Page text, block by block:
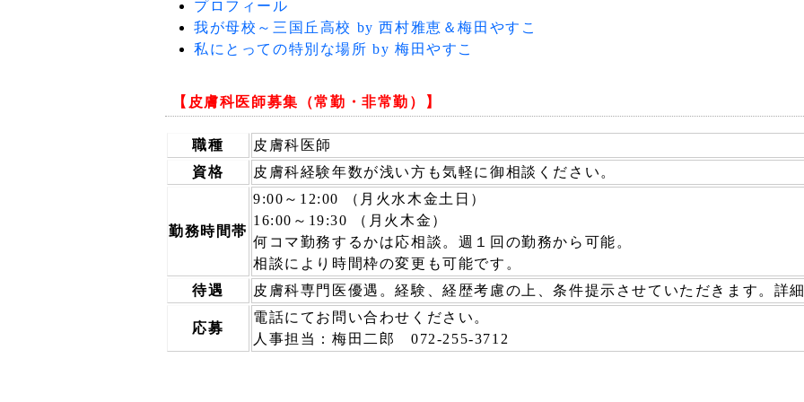
プロフィール
我が母校～三国丘高校 by 西村雅恵＆梅田やすこ
私にとっての特別な場所 by 梅田やすこ
【皮膚科医師募集（常勤・非常勤）】
職種
皮膚科医師
資格
皮膚科経験年数が浅い方も気軽に御相談ください。
勤務時間帯
9:00～12:00 （月火水木金土日）
16:00～19:30 （月火木金）
何コマ勤務するかは応相談。週１回の勤務から可能。
相談により時間枠の変更も可能です。
待遇
皮膚科専門医優遇。経験、経歴考慮の上、条件提示させていただきます。詳
応募
電話にてお問い合わせください。
人事担当：梅田二郎 072-255-3712